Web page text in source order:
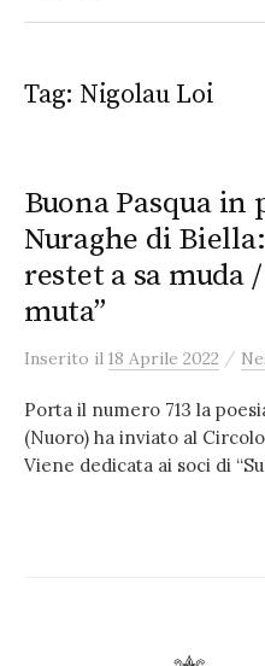
Tag: Nigolau Loi
Buona Pasqua in
Nuraghe di
restet a sa muda
muta”
Inserito il 18 Aprile 2022 /
Porta il numero 713 la
(Nuoro) ha inviato al
Viene dedicata ai soci di